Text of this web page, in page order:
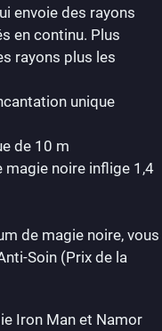
envoie des rayons
en continu. Plus
rayons plus les
unique
de 10 m
magie noire inflige 1,4
de magie noire, vous
Soin (Prix de la
Iron Man et Namor